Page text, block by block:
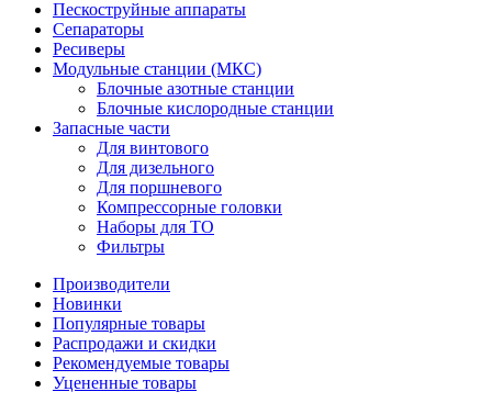
Пескоструйные аппараты
Сепараторы
Ресиверы
Модульные станции (МКС)
Блочные азотные станции
Блочные кислородные станции
Запасные части
Для винтового
Для дизельного
Для поршневого
Компрессорные головки
Наборы для ТО
Фильтры
Производители
Новинки
Популярные товары
Распродажи и скидки
Рекомендуемые товары
Уцененные товары